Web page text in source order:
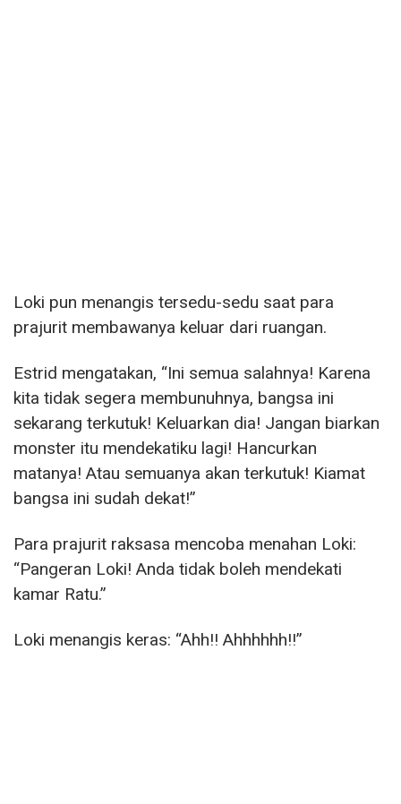
Loki pun menangis tersedu-sedu saat para
prajurit membawanya keluar dari ruangan.
Estrid mengatakan, “Ini semua salahnya! Karena
kita tidak segera membunuhnya, bangsa ini
sekarang terkutuk! Keluarkan dia! Jangan biarkan
monster itu mendekatiku lagi! Hancurkan
matanya! Atau semuanya akan terkutuk! Kiamat
bangsa ini sudah dekat!”
Para prajurit raksasa mencoba menahan Loki:
“Pangeran Loki! Anda tidak boleh mendekati
kamar Ratu.”
Loki menangis keras: “Ahh!! Ahhhhhh!!”